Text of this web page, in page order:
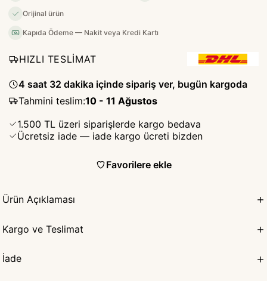
Orijinal ürün
Kapıda Ödeme — Nakit veya Kredi Kartı
HIZLI TESLİMAT
4 saat 32 dakika içinde sipariş ver, bugün kargoda
Tahmini teslim:10 - 11 Ağustos
1.500 TL üzeri siparişlerde kargo bedava
Ücretsiz iade — iade kargo ücreti bizden
Favorilere ekle
Ürün Açıklaması
Kargo ve Teslimat
İade